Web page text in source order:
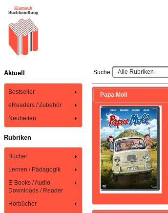
Aktuell
Bestseller
eReaders / Zubehör
Neuheiten
Rubriken
Bücher
Lernen / Pädagogik
E-Books / Audio-
Downloads / Reader
Hörbücher
Suche - Alle Rubriken -
Papa Moll